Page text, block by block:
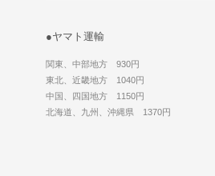
●ヤマト運輸
関東、中部地方 930円
東北、近畿地方 1040円
中国、四国地方 1150円
北海道、九州、沖縄県 1370円